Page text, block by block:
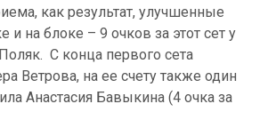
как результат, улучшенные
и на блоке – 9 очков за этот сет у
С конца первого сета
Ветрова, на ее счету также один
Анастасия Бавыкина (4 очка за